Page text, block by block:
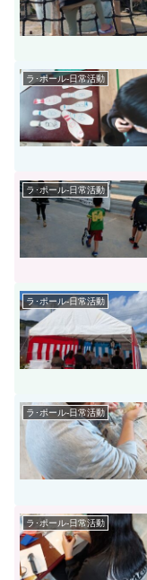
ラ･ポール-日常活動
ラ･ポール-日常活動
ラ･ポール-日常活動
ラ･ポール-日常活動
ラ･ポール-日常活動